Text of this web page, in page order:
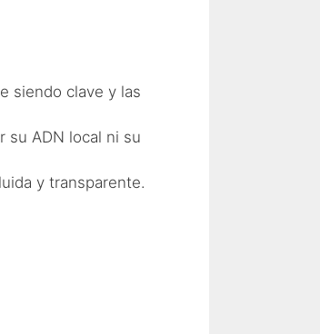
siendo clave y las
su ADN local ni su
y transparente.